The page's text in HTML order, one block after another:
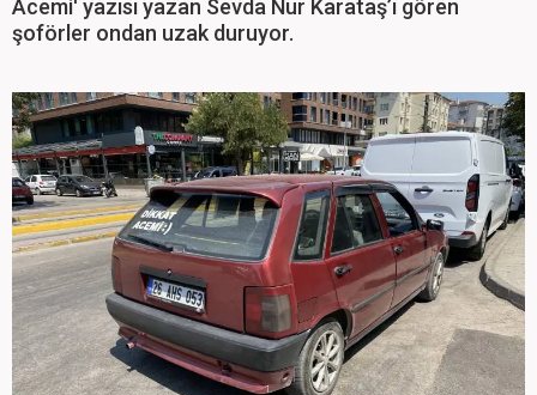
Acemi' yazısı yazan Sevda Nur Karataş’ı gören
şoförler ondan uzak duruyor.